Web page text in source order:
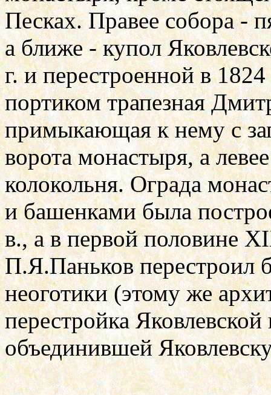
Песках. Правее собора -
а ближе - купол
г. и перестроенной в
портиком трапезная
примыкающая к нему с
ворота монастыря, а
колокольня. Ограда
и башенками была
в., а в первой половине
П.Я.Паньков перестроил
неоготики (этому же
перестройка
объединившей